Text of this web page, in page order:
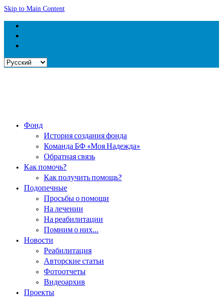
Skip to Main Content
Выбрать
Фонд
История создания фонда
Команда БФ «Моя Надежда»
Обратная связь
Как помочь?
Как получить помощь?
Подопечные
Просьбы о помощи
На лечении
На реабилитации
Помним о них…
Новости
Реабилитация
Авторские статьи
Фотоотчеты
Видеоархив
Проекты